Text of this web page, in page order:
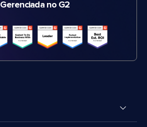
Gerenciada no G2